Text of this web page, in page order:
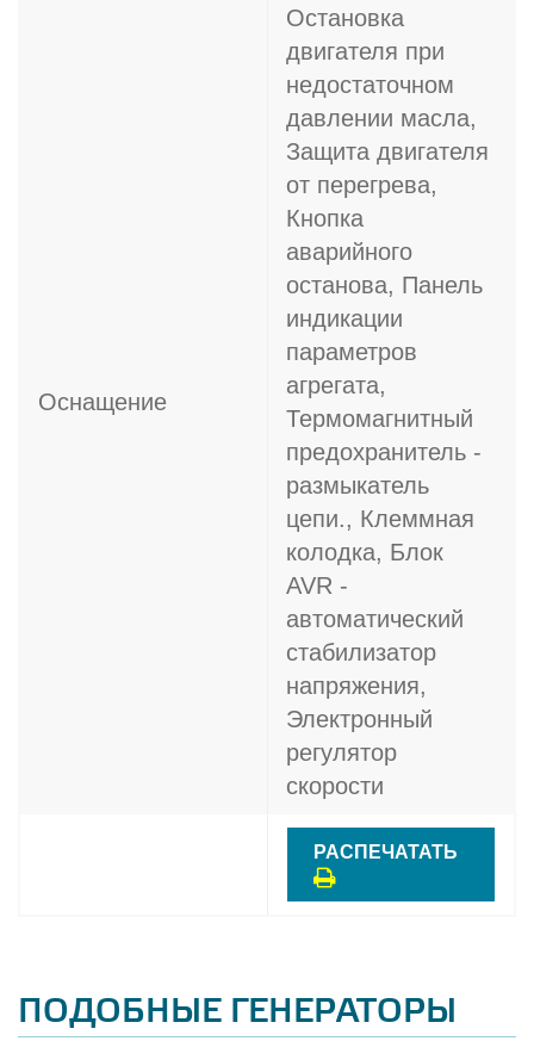
Оснащение
Остановка
двигателя при
недостаточном
давлении масла,
Защита двигателя
от перегрева,
Кнопка
аварийного
останова, Панель
индикации
параметров
агрегата,
Термомагнитный
предохранитель -
размыкатель
цепи., Клеммная
колодка, Блок
AVR -
автоматический
стабилизатор
напряжения,
Электронный
регулятор
скорости
РАСПЕЧАТАТЬ
ПОДОБНЫЕ ГЕНЕРАТОРЫ